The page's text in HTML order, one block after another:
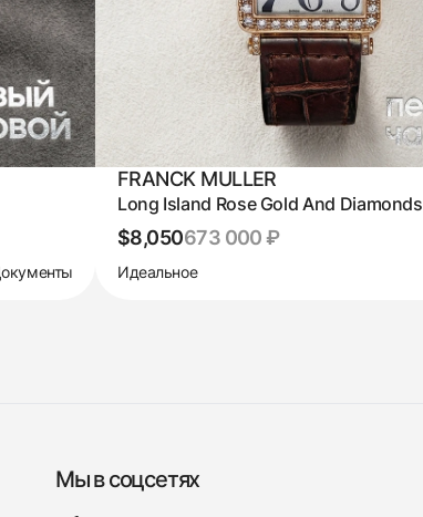
FRANCK MULLER
Long Island Rose Gold And Diamonds
$8,050673 000 ₽
Идеальное
Мы в соцсетях